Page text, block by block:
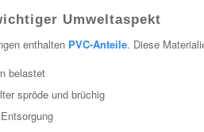
Umweltaspekt
enthalten PVC-Anteile. Diese
belastet
spröde und brüchig